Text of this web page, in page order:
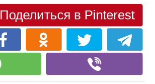
Поделиться в Pinterest